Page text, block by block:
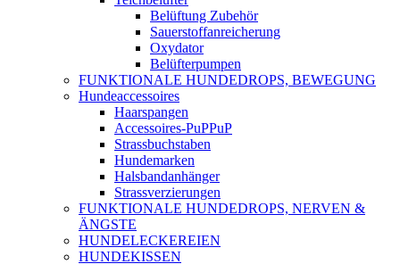
Belüftung Zubehör
Sauerstoffanreicherung
Oxydator
Belüfterpumpen
FUNKTIONALE HUNDEDROPS, BEWEGUNG
Hundeaccessoires
Haarspangen
Accessoires-PuPPuP
Strassbuchstaben
Hundemarken
Halsbandanhänger
Strassverzierungen
FUNKTIONALE HUNDEDROPS, NERVEN &
ÄNGSTE
HUNDELECKEREIEN
HUNDEKISSEN